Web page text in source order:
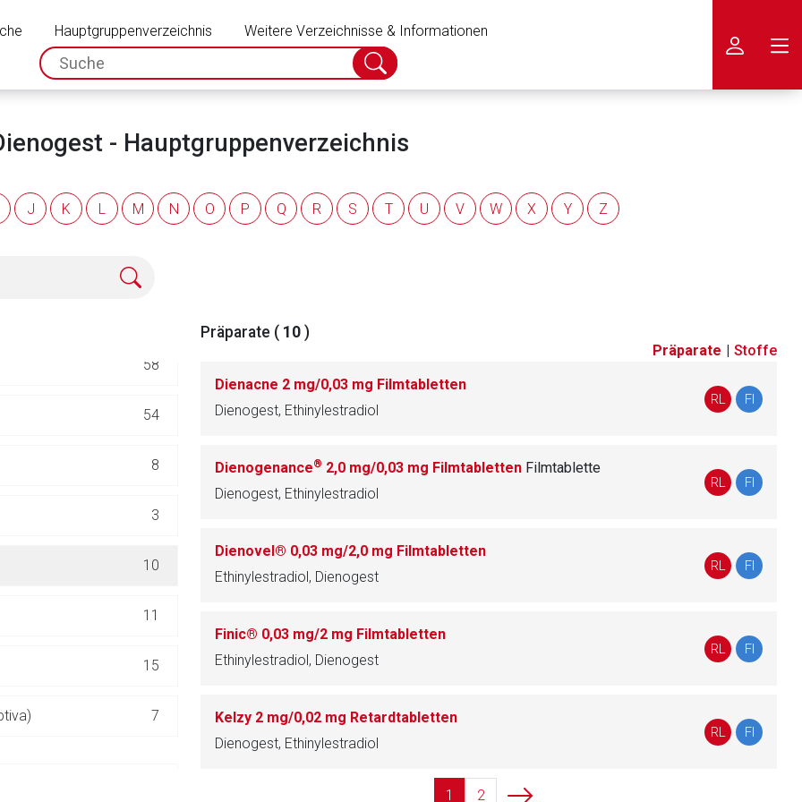
Hauptgruppenverzeichnis
Weitere Verzeichnisse & Informationen
spc.search.input.placeholder
Suche
abschicken
- Hauptgruppenverzeichnis
J K L M N O P Q R S T U V W X Y Z
20
58
54
8
3
10
11
15
7
Präparate ( 10 )
Präparate | Stoffe
Dienacne 2 mg/0,03 mg Filmtabletten
Dienogest, Ethinylestradiol
RL FI
Dienogenance® 2,0 mg/0,03 mg Filmtabletten Filmtablette
Dienogest, Ethinylestradiol
RL FI
Dienovel® 0,03 mg/2,0 mg Filmtabletten
Ethinylestradiol, Dienogest
RL FI
Finic® 0,03 mg/2 mg Filmtabletten
Ethinylestradiol, Dienogest
RL FI
Kelzy 2 mg/0,02 mg Retardtabletten
Dienogest, Ethinylestradiol
RL FI
1 2
Ebenso gelten dort ggf. andere Datenschutzbestimmungen.
Zurück zur rote-liste.de Zur Seite